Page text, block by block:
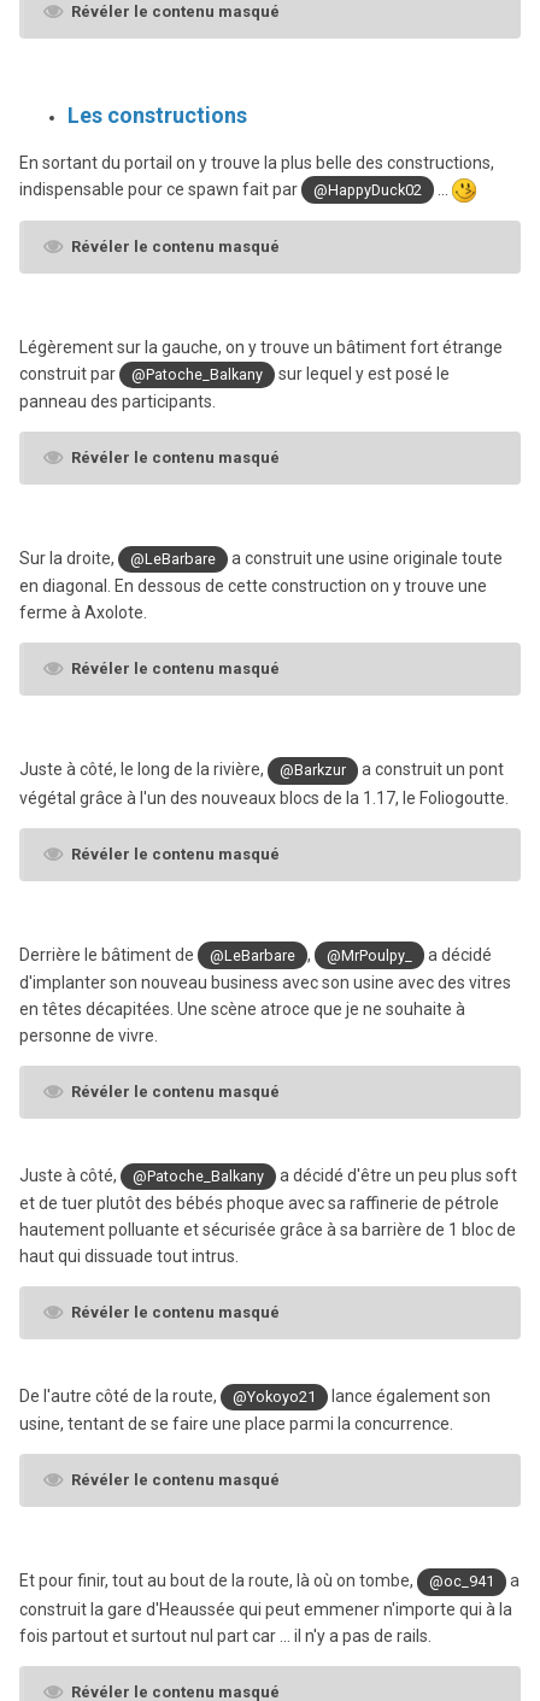
Révéler le contenu masqué
Les constructions
En sortant du portail on y trouve la plus belle des constructions,
indispensable pour ce spawn fait par
@HappyDuck02 ...
Révéler le contenu masqué
Légèrement sur la gauche, on y trouve un bâtiment fort étrange
construit par
@Patoche_Balkany
sur lequel y est posé le
panneau des participants.
Révéler le contenu masqué
Sur la droite, @LeBarbare
a construit une usine originale toute
en diagonal. En dessous de cette construction on y trouve une
ferme à Axolote.
Révéler le contenu masqué
Juste à côté, le long de la rivière, @Barkzur
a construit un pont
végétal grâce à l'un des nouveaux blocs de la 1.17, le Foliogoutte.
Révéler le contenu masqué
Derrière le bâtiment de @LeBarbare , @MrPoulp y_
a décidé
d'implanter son nouveau business avec son usine avec des vitres
en têtes décapitées. Une scène atroce que je ne souhaite à
personne de vivre.
Révéler le contenu masqué
Juste à côté, @Patoche_Balkany
a décidé d'être un peu plus soft
et de tuer plutôt des bébés phoque avec sa raffinerie de pétrole
hautement polluante et sécurisée grâce à sa barrière de 1 bloc de
haut qui dissuade tout intrus.
Révéler le contenu masqué
De l'autre côté de la route, @Yokoyo21
lance également son
usine, tentant de se faire une place parmi la concurrence.
Révéler le contenu masqué
Et pour finir, tout au bout de la route, là où on tombe, @oc_941
a
construit la gare d'Heaussée qui peut emmener n'importe qui à la
fois partout et surtout nul part car ... il n'y a pas de rails.
Révéler le contenu masqué